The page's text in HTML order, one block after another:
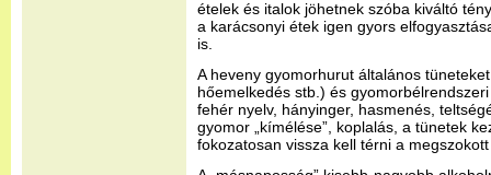
ételek és italok jöhetnek szóba kiváltó
a karácsonyi étek igen gyors
is.
A heveny gyomorhurut általános
hőemelkedés stb.) és
fehér nyelv, hányinger, hasmenés,
gyomor „kímélése”, koplalás, a tünetek
fokozatosan vissza kell térni a